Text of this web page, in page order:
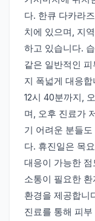
다. 한큐 다카라
치에 있으며, 지
하고 있습니다.
같은 일반적인
지 폭넓게 대응
12시 40분까지,
며, 오후 진료가
기 어려운 분들
다. 휴진일은 목
대응이 가능한
소통이 필요한
환경을 제공합니
진료를 통해 피